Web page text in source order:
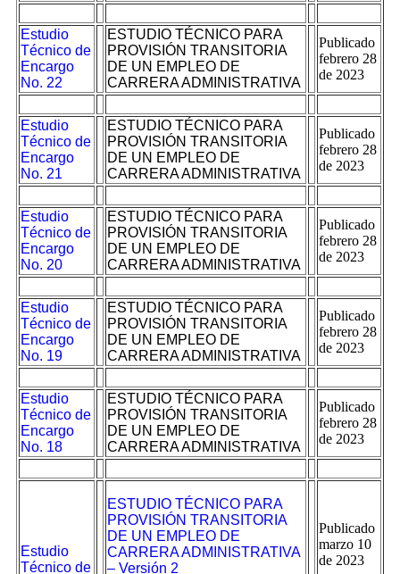
Estudio
Técnico de
Encargo
No. 22
ESTUDIO TÉCNICO PARA
PROVISIÓN TRANSITORIA
DE UN EMPLEO DE
CARRERA ADMINISTRATIVA
Publicado
febrero 28
de 2023
Estudio
Técnico de
Encargo
No. 21
ESTUDIO TÉCNICO PARA
PROVISIÓN TRANSITORIA
DE UN EMPLEO DE
CARRERA ADMINISTRATIVA
Publicado
febrero 28
de 2023
Estudio
Técnico de
Encargo
No. 20
ESTUDIO TÉCNICO PARA
PROVISIÓN TRANSITORIA
DE UN EMPLEO DE
CARRERA ADMINISTRATIVA
Publicado
febrero 28
de 2023
Estudio
Técnico de
Encargo
No. 19
ESTUDIO TÉCNICO PARA
PROVISIÓN TRANSITORIA
DE UN EMPLEO DE
CARRERA ADMINISTRATIVA
Publicado
febrero 28
de 2023
Estudio
Técnico de
Encargo
No. 18
ESTUDIO TÉCNICO PARA
PROVISIÓN TRANSITORIA
DE UN EMPLEO DE
CARRERA ADMINISTRATIVA
Publicado
febrero 28
de 2023
Estudio
Técnico de
ESTUDIO TÉCNICO PARA
PROVISIÓN TRANSITORIA
DE UN EMPLEO DE
CARRERA ADMINISTRATIVA
– Versión 2
Publicado
marzo 10
de 2023